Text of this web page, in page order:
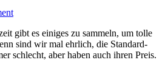
gibt es einiges zu sammeln, um tolle
sind wir mal ehrlich, die Standard-
schlecht, aber haben auch ihren Preis.